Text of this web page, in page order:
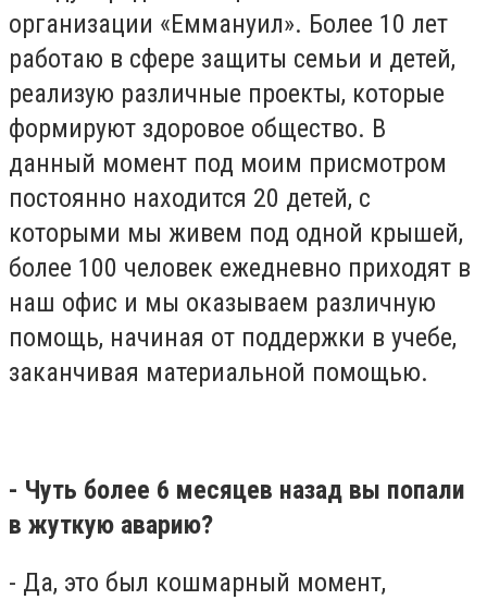
организации «Еммануил». Более 10 лет
работаю в сфере защиты семьи и детей,
реализую различные проекты, которые
формируют здоровое общество. В
данный момент под моим присмотром
постоянно находится 20 детей, с
которыми мы живем под одной крышей,
более 100 человек ежедневно приходят в
наш офис и мы оказываем различную
помощь, начиная от поддержки в учебе,
заканчивая материальной помощью.
- Чуть более 6 месяцев назад вы попали
в жуткую аварию?
- Да, это был кошмарный момент,